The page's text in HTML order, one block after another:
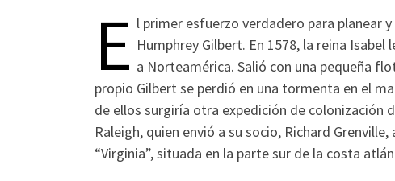
E l primer esfuerzo verdadero para planear
Humphrey Gilbert. En 1578, la reina
a Norteamérica. Salió con una pequeña
propio Gilbert se perdió en una tormenta en el
de ellos surgiría otra expedición de colonización
Raleigh, quien envió a su socio, Richard
“Virginia”, situada en la parte sur de la costa